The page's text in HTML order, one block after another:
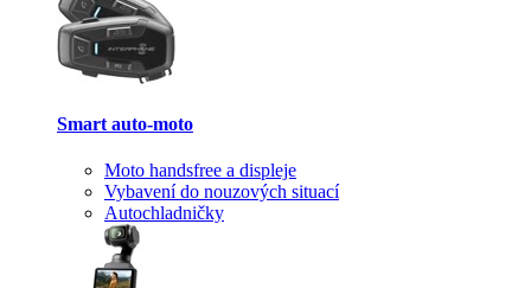
Smart auto-moto
Moto handsfree a displeje
Vybavení do nouzových situací
Autochladničky